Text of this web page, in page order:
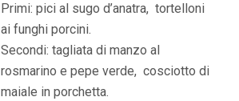
Primi: pici al sugo d’anatra, tortelloni
ai funghi porcini.
Secondi: tagliata di manzo al
rosmarino e pepe verde, cosciotto di
maiale in porchetta.